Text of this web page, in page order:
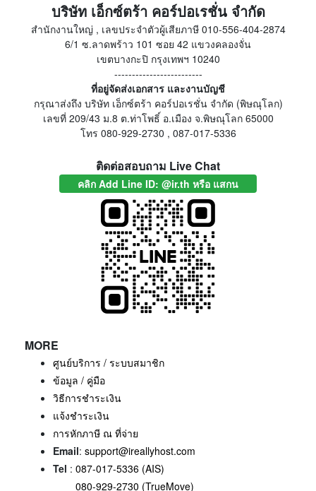
บริษัท เอ็กซ์ตร้า คอร์ปอเรชั่น จำกัด
สำนักงานใหญ่ , เลขประจำตัวผู้เสียภาษี 010-556-404-2874
6/1 ซ.ลาดพร้าว 101 ซอย 42 แขวงคลองจั่น
เขตบางกะปิ กรุงเทพฯ 10240
-------------------------
ที่อยู่จัดส่งเอกสาร และงานบัญชี
กรุณาส่งถึง บริษัท เอ็กซ์ตร้า คอร์ปอเรชั่น จำกัด (พิษณุโลก)
เลขที่ 209/43 ม.8 ต.ท่าโพธิ์ อ.เมือง จ.พิษณุโลก 65000
โทร 080-929-2730 , 087-017-5336
ติดต่อสอบถาม Live Chat
คลิก Add Line ID: @ir.th หรือ แสกน
MORE
ศูนย์บริการ / ระบบสมาชิก
ข้อมูล / คู่มือ
วิธีการชำระเงิน
แจ้งชำระเงิน
การหักภาษี ณ ที่จ่าย
Email: support@ireallyhost.com
Tel : 087-017-5336 (AIS)
080-929-2730 (TrueMove)